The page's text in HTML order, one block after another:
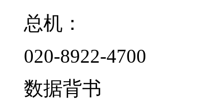
总机：
020-8922-4700
数据背书